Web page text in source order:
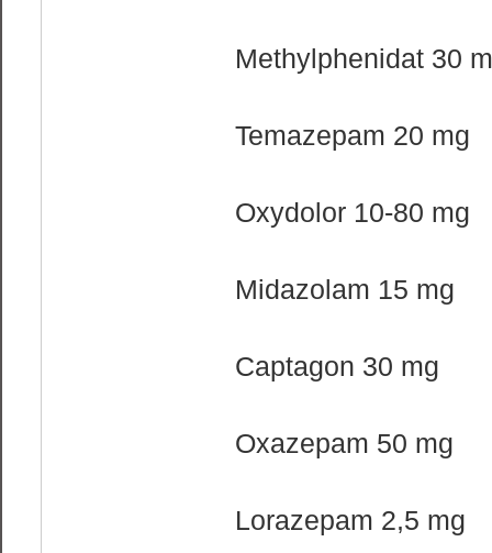
Methylphenidat 30
Temazepam 20 mg
Oxydolor 10-80 mg
Midazolam 15 mg
Captagon 30 mg
Oxazepam 50 mg
Lorazepam 2,5 mg